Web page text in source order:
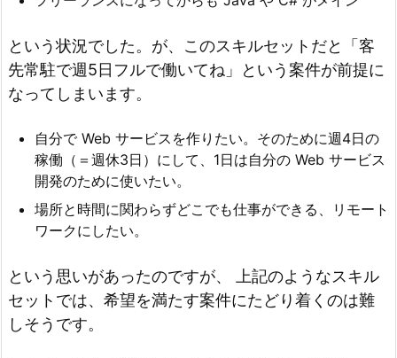
という状況でした。が、このスキルセットだと「客
先常駐で週5日フルで働いてね」という案件が前提に
なってしまいます。
自分で Web サービスを作りたい。そのために週4日の
稼働（＝週休3日）にして、1日は自分の Web サービス
開発のために使いたい。
場所と時間に関わらずどこでも仕事ができる、リモート
ワークにしたい。
という思いがあったのですが、 上記のようなスキル
セットでは、希望を満たす案件にたどり着くのは難
しそうです。